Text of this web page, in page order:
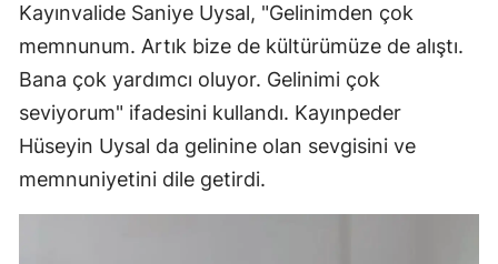
Kayınvalide Saniye Uysal, "Gelinimden çok
memnunum. Artık bize de kültürümüze de alıştı.
Bana çok yardımcı oluyor. Gelinimi çok
seviyorum" ifadesini kullandı. Kayınpeder
Hüseyin Uysal da gelinine olan sevgisini ve
memnuniyetini dile getirdi.